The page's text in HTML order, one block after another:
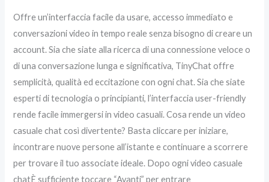
Offre un’interfaccia facile da usare, accesso immediato e
conversazioni video in tempo reale senza bisogno di creare un
account. Sia che siate alla ricerca di una connessione veloce o
di una conversazione lunga e significativa, TinyChat offre
semplicità, qualità ed eccitazione con ogni chat. Sia che siate
esperti di tecnologia o principianti, l’interfaccia user-friendly
rende facile immergersi in video casuali. Cosa rende un video
casuale chat così divertente? Basta cliccare per iniziare,
incontrare nuove persone all’istante e continuare a scorrere
per trovare il tuo associate ideale. Dopo ogni video casuale
chatÈ sufficiente toccare “Avanti” per entrare